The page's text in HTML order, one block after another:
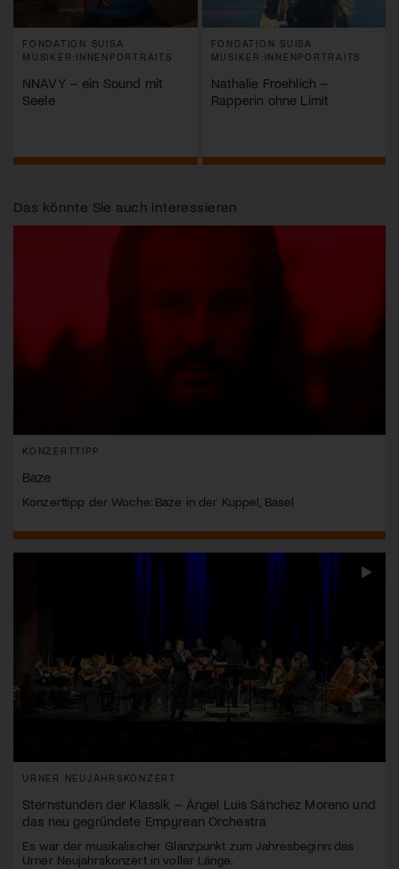
FONDATION SUISA
MUSIKER:INNENPORTRAITS
NNAVY – ein Sound mit
Seele
FONDATION SUISA
MUSIKER:INNENPORTRAITS
Nathalie Froehlich –
Rapperin ohne Limit
Das könnte Sie auch interessieren
KONZERTTIPP
Baze
Konzerttipp der Woche: Baze in der Kuppel, Basel
URNER NEUJAHRSKONZERT
Sternstunden der Klassik – Ángel Luis Sánchez Moreno und
das neu gegründete Empyrean Orchestra
Es war der musikalischer Glanzpunkt zum Jahresbeginn: das
Urner Neujahrskonzert in voller Länge.